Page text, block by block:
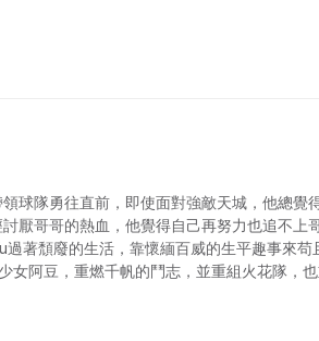
球隊勇往直前，即使面對強敵天城，他總覺
厭哥哥的熱血，他覺得自己再努力也追不上
著頹廢的生活，靠懷緬百威的生平趣事來
阿豆，重燃千帆的鬥志，並重組火花隊，